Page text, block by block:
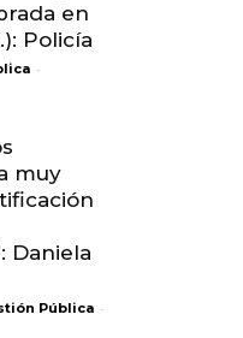
en
Policía
-
muy
Daniela
Pública -